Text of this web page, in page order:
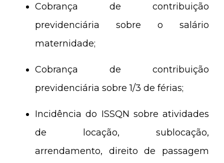
Cobrança de contribuição
previdenciária sobre o salário
maternidade;
Cobrança de contribuição
previdenciária sobre 1/3 de férias;
Incidência do ISSQN sobre atividades
de locação, sublocação,
arrendamento, direito de passagem